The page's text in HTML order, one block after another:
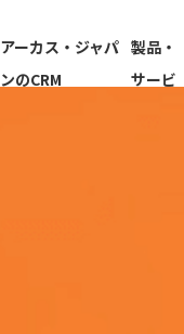
アーカス・ジャパ
ンのCRM
製品・
サービ